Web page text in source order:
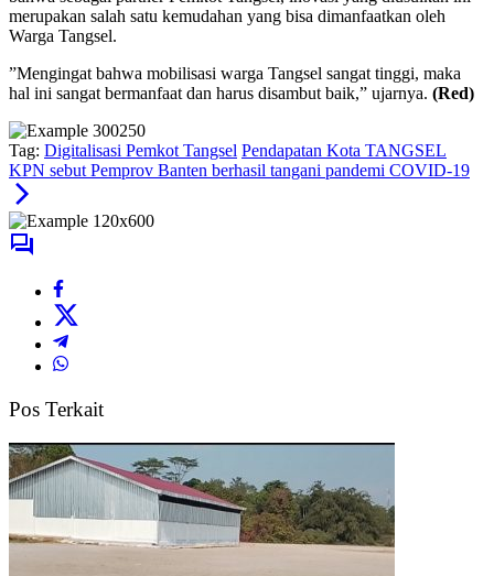
merupakan salah satu kemudahan yang bisa dimanfaatkan oleh
Warga Tangsel.
”Mengingat bahwa mobilisasi warga Tangsel sangat tinggi, maka
hal ini sangat bermanfaat dan harus disambut baik,” ujarnya. (Red)
Tag: Digitalisasi Pemkot Tangsel Pendapatan Kota TANGSEL
KPN sebut Pemprov Banten berhasil tangani pandemi COVID-19
Pos Terkait